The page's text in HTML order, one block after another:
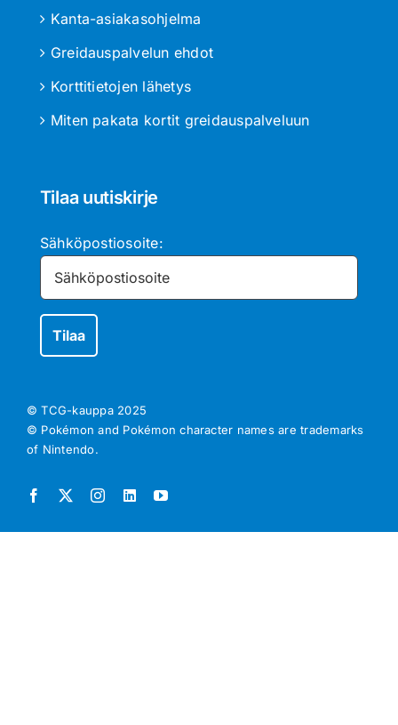
Kanta-asiakasohjelma
Greidauspalvelun ehdot
Korttitietojen lähetys
Miten pakata kortit greidauspalveluun
Tilaa uutiskirje
Sähköpostiosoite:
© TCG-kauppa 2025
© Pokémon and Pokémon character names are trademarks
of Nintendo.